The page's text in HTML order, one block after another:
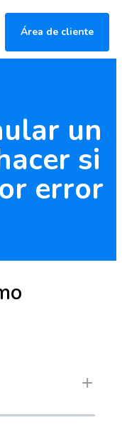
Área de cliente
un
si
error
+